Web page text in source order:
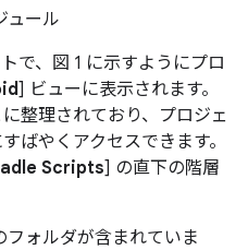
ュール
で、図 1 に示すようにプロ
] ビューに表示されます。
整理されており、プロジェ
ばやくアクセスできます。
Scripts] の直下の階層
ォルダが含まれていま